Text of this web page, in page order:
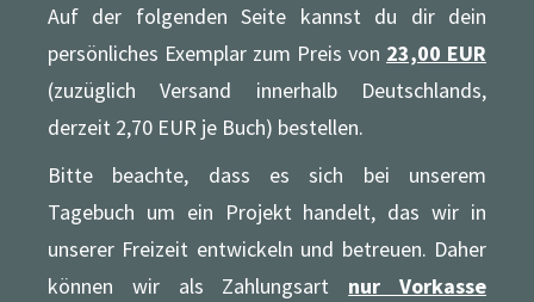
Auf der folgenden Seite kannst du dir dein
persönliches Exemplar zum Preis von 23,00 EUR
(zuzüglich Versand innerhalb Deutschlands,
derzeit 2,70 EUR je Buch) bestellen.
Bitte beachte, dass es sich bei unserem
Tagebuch um ein Projekt handelt, das wir in
unserer Freizeit entwickeln und betreuen. Daher
können wir als Zahlungsart nur Vorkasse